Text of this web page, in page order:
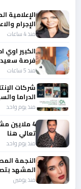
الإعلامية
الإجرام
منذ 4 ساعات
الكبير
فرصة
منذ 5 ساعات
شركات
الدراما
منذ يوم واحد
4 ملايين
تعالي هنا
منذ يوم واحد
النجمة
المشهد
منذ يومين